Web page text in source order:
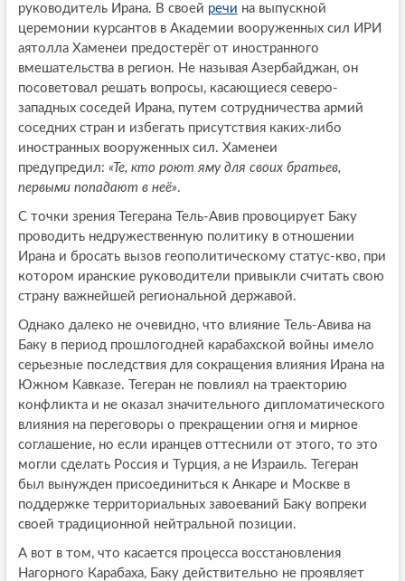
руководитель Ирана. В своей речи на выпускной
церемонии курсантов в Академии вооруженных сил ИРИ
аятолла Хаменеи предостерёг от иностранного
вмешательства в регион. Не называя Азербайджан, он
посоветовал решать вопросы, касающиеся северо-
западных соседей Ирана, путем сотрудничества армий
соседних стран и избегать присутствия каких-либо
иностранных вооруженных сил. Хаменеи
предупредил: «Те, кто роют яму для своих братьев,
первыми попадают в неё».
С точки зрения Тегерана Тель-Авив провоцирует Баку
проводить недружественную политику в отношении
Ирана и бросать вызов геополитическому статус-кво, при
котором иранские руководители привыкли считать свою
страну важнейшей региональной державой.
Однако далеко не очевидно, что влияние Тель-Авива на
Баку в период прошлогодней карабахской войны имело
серьезные последствия для сокращения влияния Ирана на
Южном Кавказе. Тегеран не повлиял на траекторию
конфликта и не оказал значительного дипломатического
влияния на переговоры о прекращении огня и мирное
соглашение, но если иранцев оттеснили от этого, то это
могли сделать Россия и Турция, а не Израиль. Тегеран
был вынужден присоединиться к Анкаре и Москве в
поддержке территориальных завоеваний Баку вопреки
своей традиционной нейтральной позиции.
А вот в том, что касается процесса восстановления
Нагорного Карабаха, Баку действительно не проявляет